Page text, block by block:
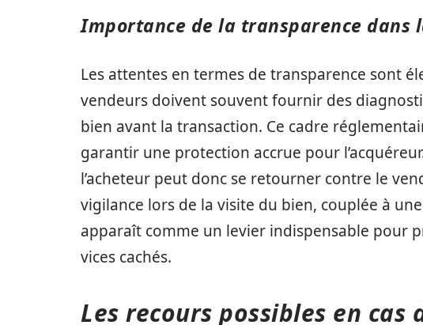
Importance de la transparence dans
Les attentes en termes de transparence sont
vendeurs doivent souvent fournir des
bien avant la transaction. Ce cadre
garantir une protection accrue pour
l’acheteur peut donc se retourner contre le
vigilance lors de la visite du bien, couplée à
apparaît comme un levier indispensable pour
vices cachés.
Les recours possibles en cas